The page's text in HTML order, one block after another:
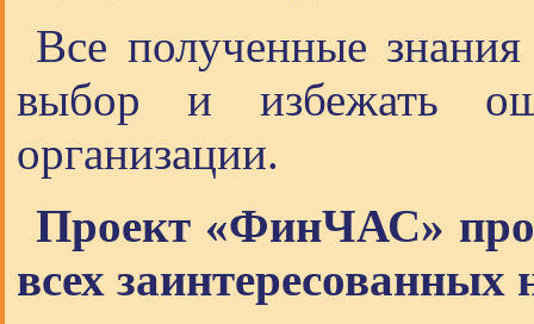
Все полученные
выбор и избежать
организации.
Проект «ФинЧАС»
всех